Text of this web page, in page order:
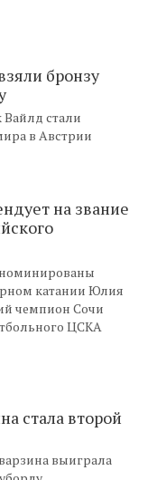
бронзу
стали
в Австрии
на звание
катании Юлия
чемпион Сочи
ЦСКА
стала второй
выиграла